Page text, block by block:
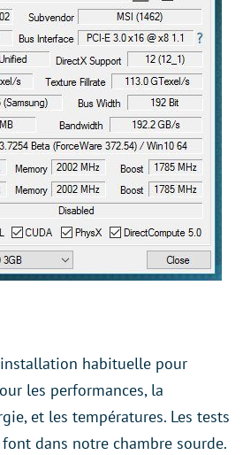
habituelle pour
les performances, la
et les températures. Les tests
dans notre chambre sourde.